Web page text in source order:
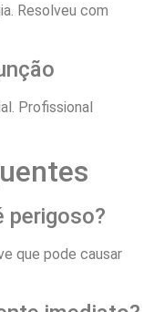
Resolveu com
Profissional
perigoso?
que pode causar